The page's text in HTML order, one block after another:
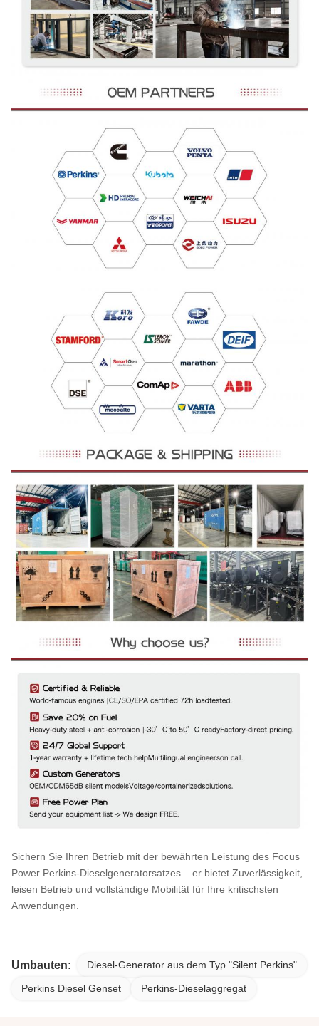
Sichern Sie Ihren Betrieb mit der bewährten Leistung des Focus
Power Perkins-Dieselgeneratorsatzes – er bietet Zuverlässigkeit,
leisen Betrieb und vollständige Mobilität für Ihre kritischsten
Anwendungen.
Umbauten: Diesel-Generator aus dem Typ "Silent Perkins"
Perkins Diesel Genset Perkins-Dieselaggregat